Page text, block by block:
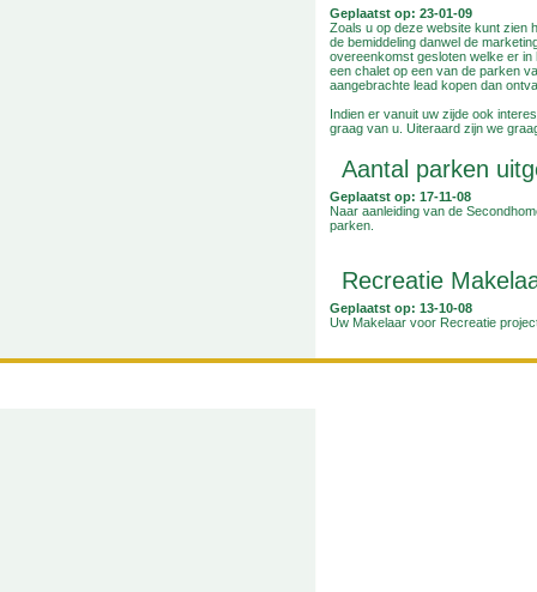
Geplaatst op: 23-01-09
Zoals u op deze website kunt zien
de bemiddeling danwel de
overeenkomst gesloten welke er
een chalet op een van de parken
aangebrachte lead kopen dan
Indien er vanuit uw zijde ook
graag van u. Uiteraard zijn we
Aantal parken
Geplaatst op: 17-11-08
Naar aanleiding van de
parken.
Recreatie
Geplaatst op: 13-10-08
Uw Makelaar voor Recreatie